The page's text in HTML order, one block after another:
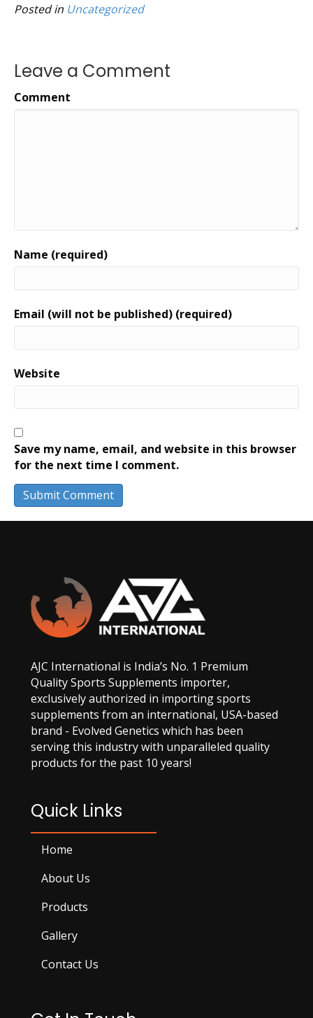
Posted in Uncategorized
Leave a Comment
Comment
Name (required)
Email (will not be published) (required)
Website
Save my name, email, and website in this browser
for the next time I comment.
AJC International is India’s No. 1 Premium
Quality Sports Supplements importer,
exclusively authorized in importing sports
supplements from an international, USA-based
brand - Evolved Genetics which has been
serving this industry with unparalleled quality
products for the past 10 years!
Quick Links
Home
About Us
Products
Gallery
Contact Us